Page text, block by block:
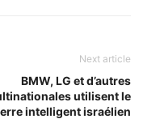
Next article
BMW, LG et d’autres
utilisent le
intelligent israélien